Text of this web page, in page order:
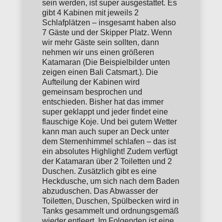
sein werden, ist super ausgestattet. Es
gibt 4 Kabinen mit jeweils 2
Schlafplätzen – insgesamt haben also
7 Gäste und der Skipper Platz. Wenn
wir mehr Gäste sein sollten, dann
nehmen wir uns einen größeren
Katamaran (Die Beispielbilder unten
zeigen einen Bali Catsmart.). Die
Aufteilung der Kabinen wird
gemeinsam besprochen und
entschieden. Bisher hat das immer
super geklappt und jeder findet eine
flauschige Koje. Und bei gutem Wetter
kann man auch super an Deck unter
dem Sternenhimmel schlafen – das ist
ein absolutes Highlight! Zudem verfügt
der Katamaran über 2 Toiletten und 2
Duschen. Zusätzlich gibt es eine
Heckdusche, um sich nach dem Baden
abzuduschen. Das Abwasser der
Toiletten, Duschen, Spülbecken wird in
Tanks gesammelt und ordnungsgemäß